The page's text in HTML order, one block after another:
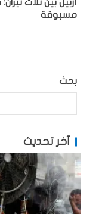
أربيل بين ثلاث
مسبوقة
بحث
آخر تحديث